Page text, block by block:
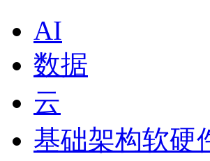
AI
数据
云
基础架构软硬